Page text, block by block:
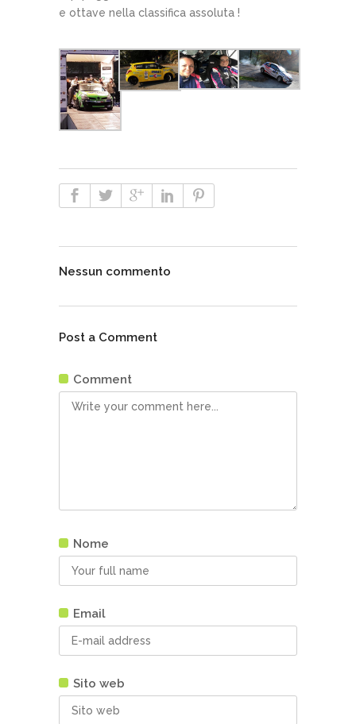
e ottave nella classifica assoluta !
Nessun commento
Post a Comment
Comment
Nome
Email
Sito web